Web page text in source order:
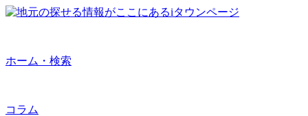
ホーム・検索
コラム